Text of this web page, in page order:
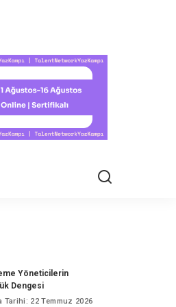
Yöneticilerin
Dengesi
Tarihi: 22 Temmuz 2026